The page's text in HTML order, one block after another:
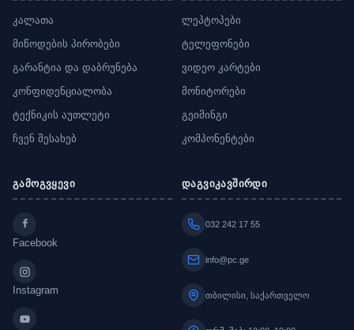
კალათა
მიწოდების პირობები
გარანტია და დაბრუნება
კონფიდენციალობა
ტექნიკის აუთლეტი
ჩვენ შესახებ
ლეპტოპები
ტელეფონები
ვიდეო კარტები
მონიტორები
გეიმინგი
კომპონენტები
გამოგვყევი
Facebook
Instagram
დაგვიკავშირდი
032 242 17 55
info@pc.ge
თბილისი, საქართველო